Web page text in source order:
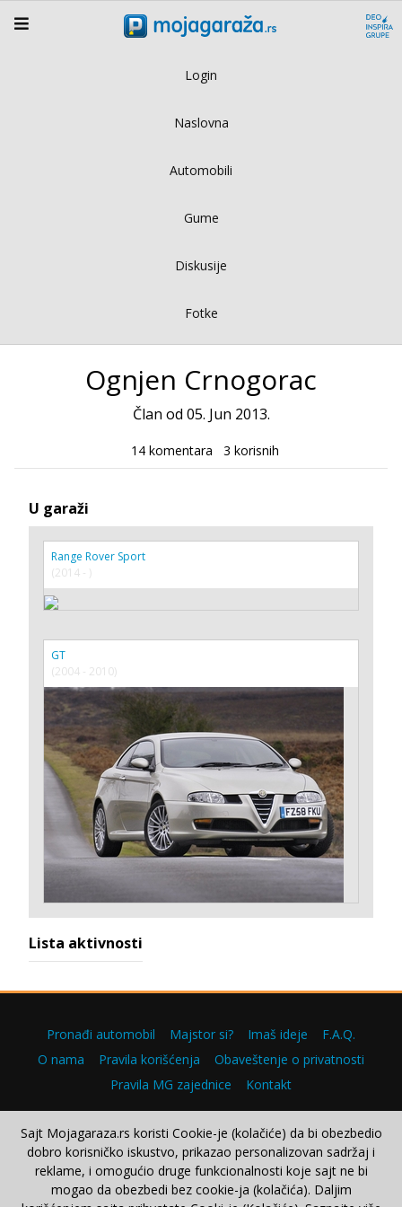
Login
Naslovna
Automobili
Gume
Diskusije
Fotke
Ognjen Crnogorac
Član od 05. Jun 2013.
14 komentara 3 korisnih
U garaži
Range Rover Sport
(2014 - )
GT
(2004 - 2010)
Lista aktivnosti
Pronađi automobil Majstor si? Imaš ideje
F.A.Q.
O nama
Pravila korišćenja
Obaveštenje o privatnosti
Pravila MG zajednice
Kontakt
Copyright © 2000–2026.
Sajt Mojagaraza.rs koristi Cookie-je (kolačiće) da bi obezbedio
dobro korisničko iskustvo, prikazao personalizovan sadržaj i
reklame, i omogućio druge funkcionalnosti koje sajt ne bi
mogao da obezbedi bez cookie-ja (kolačića). Daljim